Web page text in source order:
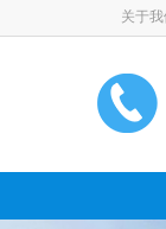
关于我